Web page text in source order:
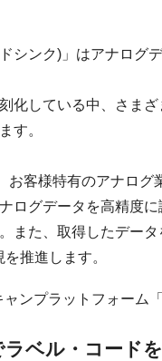
シンク)」はアナログ
化している中、さま
す。
お客様特有のアナロ
ログデータを高精度
また、取得したデー
推進します。
ラベル・コード